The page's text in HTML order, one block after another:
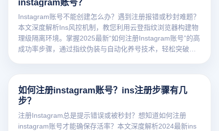
Instagram账号不能创建怎么办？遇到注册报错或秒封难题？
本文深度解析Ins风控机制，教您利用云登指纹浏览器构建物
理级隔离环境。掌握2025最新“如何注册Instagram账号”的高
成功率步骤，通过指纹伪装与自动化养号技术，轻松突破注
如何注册instagram账号？ins注册步骤有几
步？
注册Instagram总是提示错误或被秒封？想知道如何注册
instagram账号才能确保存活率？本文深度解析2024最新ins